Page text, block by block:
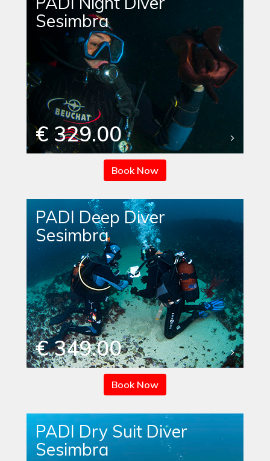
Sesimbra
€ 329.00
Book Now
PADI Deep Diver
Sesimbra
€ 349.00
Book Now
PADI Dry Suit Diver
Sesimbra